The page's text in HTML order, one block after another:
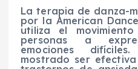
La terapia de danza-
por la American
utiliza el
personas a
emociones
mostrado ser